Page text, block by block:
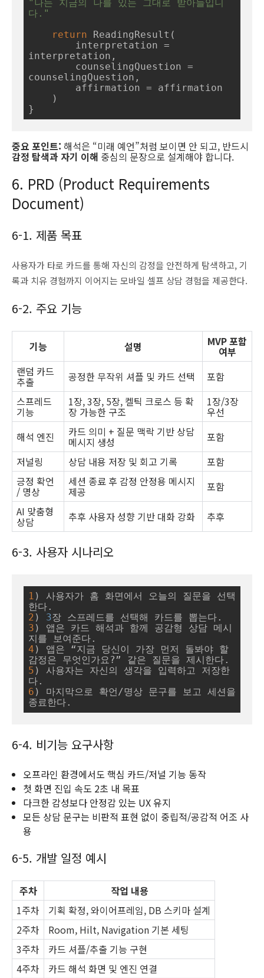
"나는 지금의 나를 있는 그대로 받아들입니
다."
return ReadingResult(
interpretation,
counselingQuestion,
}
중요 포인트: 해석은 “미래 예언”처럼 보이면 안 되고, 반드시
감정 탐색과 자기 이해 중심의 문장으로 설계해야 합니다.
6. PRD (Product Requirements
Document)
6-1. 제품 목표
사용자가 타로 카드를 통해 자신의 감정을 안전하게 탐색하고, 기
록과 치유 경험까지 이어지는 모바일 셀프 상담 경험을 제공한다.
6-2. 주요 기능
기능 설명 MVP 포함
여부
랜덤 카드
추출 공정한 무작위 셔플 및 카드 선택
포함
스프레드
기능
1장, 3장, 5장, 켈틱 크로스 등 확
장 가능한 구조
1장/3장
우선
해석 엔진
카드 의미 + 질문 맥락 기반 상담
메시지 생성
포함
저널링
상담 내용 저장 및 회고 기록
포함
긍정 확언
/ 명상
세션 종료 후 감정 안정용 메시지
제공
포함
AI 맞춤형
상담 추후 사용자 성향 기반 대화 강화 추후
6-3. 사용자 시나리오
1 ) 사용자가 홈 화면에서 오늘의 질문을 선택
2 ) 3
3 ) 앱은 카드 해석과 함께 공감형 상담 메시
4 ) 앱은 “지금 당신이 가장 먼저 돌봐야 할
5 ) 사용자는 자신의 생각을 입력하고 저장한
6 ) 마지막으로 확언/명상 문구를 보고 세션을
종료한다.
6-4. 비기능 요구사항
오프라인 환경에서도 핵심 카드/저널 기능 동작
첫 화면 진입 속도 2초 내 목표
다크한 감성보다 안정감 있는 UX 유지
모든 상담 문구는 비판적 표현 없이 중립적/공감적 어조 사
용
6-5. 개발 일정 예시
주차
작업 내용
1주차
기획 확정, 와이어프레임, DB 스키마 설계
2주차
Room, Hilt, Navigation 기본 세팅
3주차
카드 셔플/추출 기능 구현
4주차
카드 해석 화면 및 엔진 연결